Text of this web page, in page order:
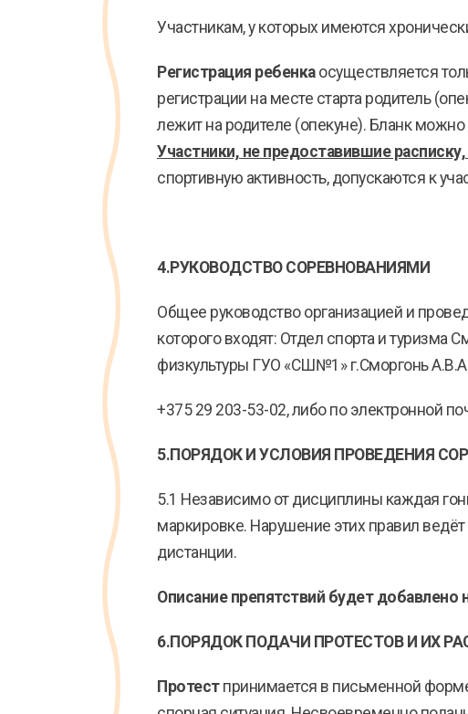
Участникам, у которых имеются
Регистрация ребенкаосуществляется
регистрации на месте старта родитель
лежит на родителе (опекуне). Бланк можно
Участники, не предоставившие
спортивную активность, допускаются к
4.РУКОВОДСТВО СОРЕВНОВАНИЯМИ
Общее руководство организацией и
которого входят: Отдел спорта и туризма
физкультуры ГУО «СШ№1» г.Сморгонь
+375 29 203-53-02, либо по электронной
5.ПОРЯДОК И УСЛОВИЯ ПРОВЕДЕНИЯ
5.1 Независимо от дисциплины каждая
маркировке. Нарушение этих правил
дистанции.
Описание препятствий будет добавлено
6.ПОРЯДОК ПОДАЧИ ПРОТЕСТОВ И ИХ
Протестпринимается в письменной